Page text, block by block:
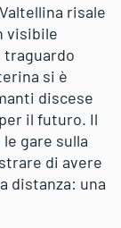
risale
visibile
traguardo
si è
discese
il futuro. Il
gare sulla
di avere
distanza: una